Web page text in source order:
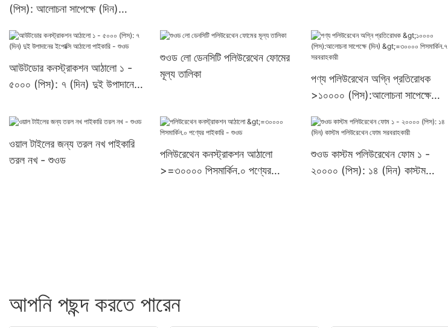
(পিস): আলোচনা সাপেক্ষে (দিন)
আউটডোর কনস্ট্রাকশন আঠালো ১ -
৫০০০ (পিস): ৭ (দিন) দুই উপাদানের
শুওড লো ডেনসিটি পলিউরেথেন ফোমের
মূল্য তালিকা
পণ্য পলিউরেথেন অগ্নি প্রতিরোধক
>১০০০০ (পিস):আলোচনা সাপেক্ষে
সরবরাহকারী
ওয়াল টাইলের জন্য তরল নখ পাইকারি
তরল নখ - শুওড
পলিউরেথেন কনস্ট্রাকশন আঠালো
>=৩০০০০ পিসমার্কিন.০ পণ্যের
শুওড কাস্টম পলিউরেথেন ফোম ১ -
২০০০০ (পিস): ১৪ (দিন) কাস্টম
আপনি পছন্দ করতে পারেন